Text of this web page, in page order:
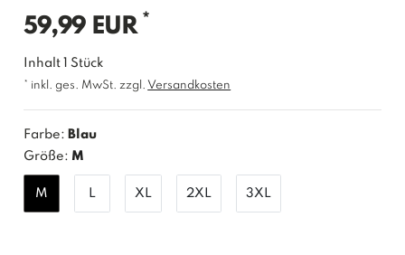
59,99 EUR *
Inhalt1Stück
* inkl. ges. MwSt. zzgl. Versandkosten
Farbe: Blau
Größe: M
M L XL 2XL 3XL